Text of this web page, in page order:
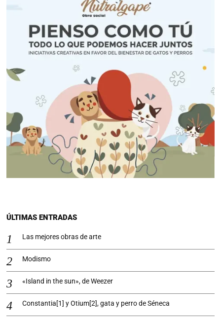
ÚLTIMAS ENTRADAS
Las mejores obras de arte
Modismo
«Island in the sun», de Weezer
Constantia[1] y Otium[2], gata y perro de Séneca